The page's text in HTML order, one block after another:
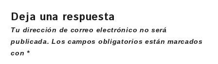
Deja una respuesta
Tu dirección de correo electrónico no será
publicada. Los campos obligatorios están marcados
con*